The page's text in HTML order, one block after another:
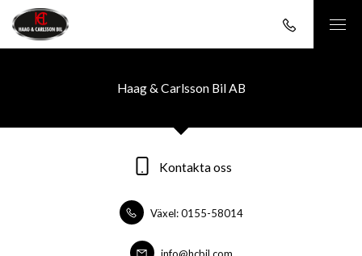
Haag & Carlsson Bil AB
Kontakta oss
Växel: 0155-58014